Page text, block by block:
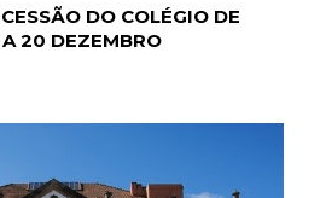
DO COLÉGIO DE
20 DEZEMBRO